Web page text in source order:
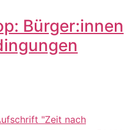
Bürger:innen